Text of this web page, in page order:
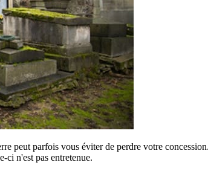
peut parfois vous éviter de perdre votre
ci n'est pas entretenue.